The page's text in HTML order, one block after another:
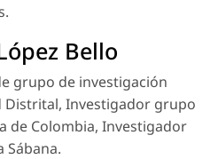
Bello
grupo de investigación
Distrital, Investigador grupo
de Colombia, Investigador
Sábana.